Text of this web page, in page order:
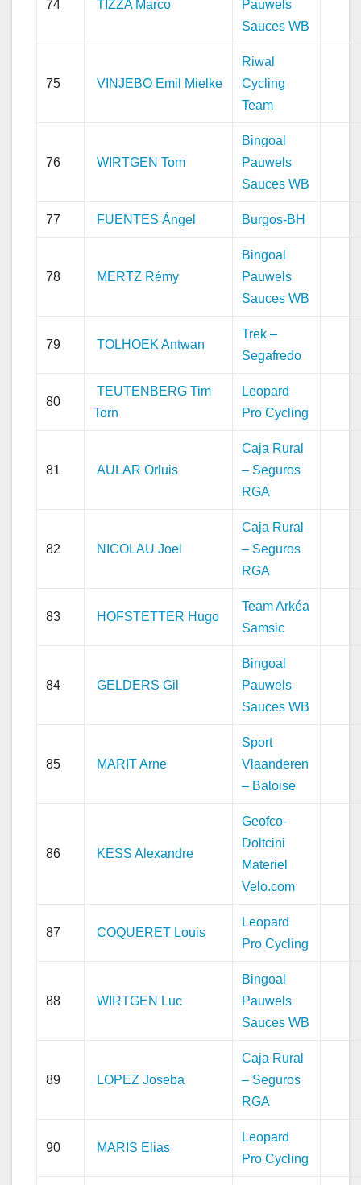
74 TIZZA Marco
Pauwels
Sauces WB
75 VINJEBO Emil Mielke
Riwal
Cycling
Team
76 WIRTGEN Tom
Bingoal
Pauwels
Sauces WB
77 FUENTES Ángel Burgos-BH
78 MERTZ Rémy
Bingoal
Pauwels
Sauces WB
79 TOLHOEK Antwan
Trek –
Segafredo
80
TEUTENBERG Tim
Torn
Leopard
Pro Cycling
81 AULAR Orluis
Caja Rural
– Seguros
RGA
82 NICOLAU Joel
Caja Rural
– Seguros
RGA
83 HOFSTETTER Hugo
Team Arkéa
Samsic
84 GELDERS Gil
Bingoal
Pauwels
Sauces WB
85 MARIT Arne
Sport
Vlaanderen
– Baloise
86 KESS Alexandre
Geofco-
Doltcini
Materiel
Velo.com
87 COQUERET Louis
Leopard
Pro Cycling
88 WIRTGEN Luc
Bingoal
Pauwels
Sauces WB
89 LOPEZ Joseba
Caja Rural
– Seguros
RGA
90 MARIS Elias
Leopard
Pro Cycling